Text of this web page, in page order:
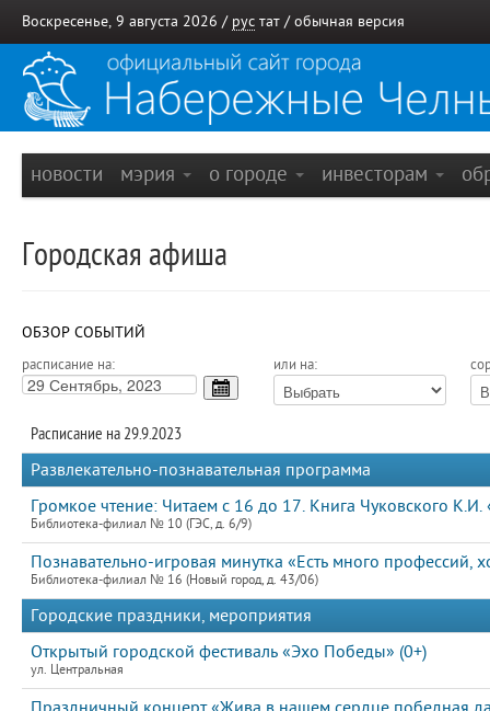
Воскресенье, 9 августа 2026 / рус тат / обычная версия
новости мэрия о городе инвесторам
Городская афиша
ОБЗОР СОБЫТИЙ
расписание на: или на:
Расписание на 29.9.2023
Развлекательно-познавательная программа
Громкое чтение: Читаем с 16 до 17. Книга Чуковского
Библиотека-филиал № 10 (ГЭС, д. 6/9)
Познавательно-игровая минутка «Есть много профессий,
Библиотека-филиал № 16 (Новый город, д. 43/06)
Городские праздники, мероприятия
Открытый городской фестиваль «Эхо Победы» (0+)
ул. Центральная